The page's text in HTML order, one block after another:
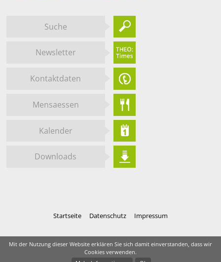
Suche
Newsletter
Kontaktdaten
Mensaessen
Kalender
Downloads
Startseite Datenschutz Impressum
Mit der Nutzung dieser Website erklären Sie sich damit einverstanden, dass wir
Cookies verwenden.